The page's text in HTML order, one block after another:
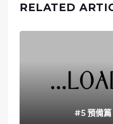
RELATED
#5 預備篇